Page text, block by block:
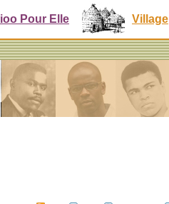
Pour Elle Village